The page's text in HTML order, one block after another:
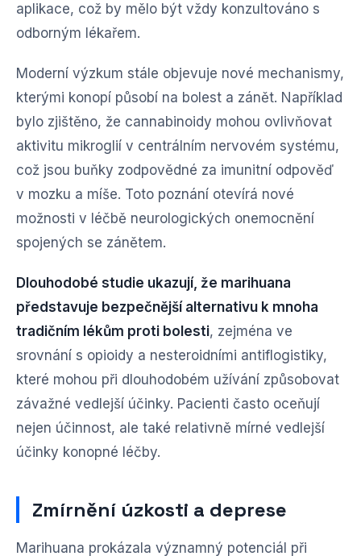
aplikace, což by mělo být vždy konzultováno s
odborným lékařem.
Moderní výzkum stále objevuje nové mechanismy,
kterými konopí působí na bolest a zánět. Například
bylo zjištěno, že cannabinoidy mohou ovlivňovat
aktivitu mikroglií v centrálním nervovém systému,
což jsou buňky zodpovědné za imunitní odpověď
v mozku a míše. Toto poznání otevírá nové
možnosti v léčbě neurologických onemocnění
spojených se zánětem.
Dlouhodobé studie ukazují, že marihuana
představuje bezpečnější alternativu k mnoha
tradičním lékům proti bolesti, zejména ve
srovnání s opioidy a nesteroidními antiflogistiky,
které mohou při dlouhodobém užívání způsobovat
závažné vedlejší účinky. Pacienti často oceňují
nejen účinnost, ale také relativně mírné vedlejší
účinky konopné léčby.
Zmírnění úzkosti a deprese
Marihuana prokázala významný potenciál při